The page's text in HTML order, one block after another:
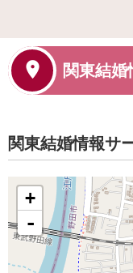
関東結
関東結婚情報サ
+
-